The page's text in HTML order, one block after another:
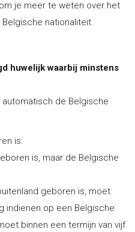
je meer te weten over het
nationaliteit.
huwelijk waarbij minstens
de Belgische
is.
is, maar de Belgische
geboren is, moet
indienen op een Belgische
binnen een termijn van vijf